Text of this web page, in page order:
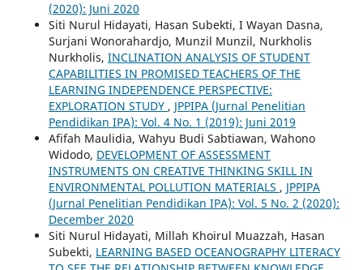
(2020): Juni 2020
Siti Nurul Hidayati, Hasan Subekti, I Wayan Dasna,
Surjani Wonorahardjo, Munzil Munzil, Nurkholis
Nurkholis, INCLINATION ANALYSIS OF STUDENT
CAPABILITIES IN PROMISED TEACHERS OF THE
LEARNING INDEPENDENCE PERSPECTIVE:
EXPLORATION STUDY , JPPIPA (Jurnal Penelitian
Pendidikan IPA): Vol. 4 No. 1 (2019): Juni 2019
Afifah Maulidia, Wahyu Budi Sabtiawan, Wahono
Widodo, DEVELOPMENT OF ASSESSMENT
INSTRUMENTS ON CREATIVE THINKING SKILL IN
ENVIRONMENTAL POLLUTION MATERIALS , JPPIPA
(Jurnal Penelitian Pendidikan IPA): Vol. 5 No. 2 (2020):
December 2020
Siti Nurul Hidayati, Millah Khoirul Muazzah, Hasan
Subekti, LEARNING BASED OCEANOGRAPHY LITERACY